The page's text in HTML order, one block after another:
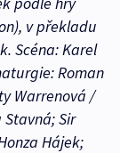
v překladu
Scéna: Karel
Roman
Warrenová /
Sir
Hájek;